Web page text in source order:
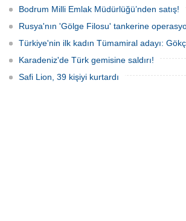
Bodrum Milli Emlak Müdürlüğü’nden satış!
Rusya'nın 'Gölge Filosu' tankerine
Türkiye'nin ilk kadın Tümamiral adayı:
Karadeniz'de Türk gemisine saldırı!
Safi Lion, 39 kişiyi kurtardı